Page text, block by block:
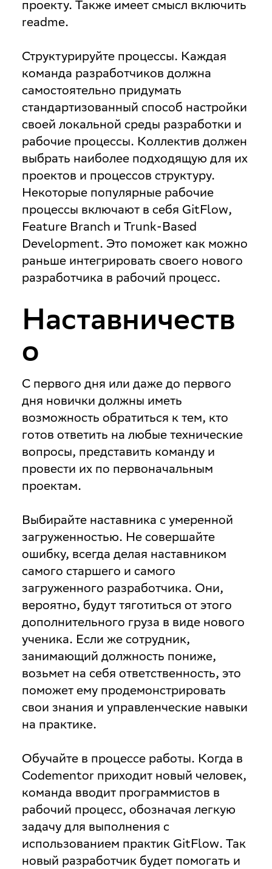
проекту. Также имеет смысл включить
readme.
Структурируйте процессы. Каждая
команда разработчиков должна
самостоятельно придумать
стандартизованный способ настройки
своей локальной среды разработки и
рабочие процессы. Коллектив должен
выбрать наиболее подходящую для их
проектов и процессов структуру.
Некоторые популярные рабочие
процессы включают в себя GitFlow,
Feature Branch и Trunk-Based
Development. Это поможет как можно
раньше интегрировать своего нового
разработчика в рабочий процесс.
Наставничеств
о
С первого дня или даже до первого
дня новички должны иметь
возможность обратиться к тем, кто
готов ответить на любые технические
вопросы, представить команду и
провести их по первоначальным
проектам.
Выбирайте наставника с умеренной
загруженностью. Не совершайте
ошибку, всегда делая наставником
самого старшего и самого
загруженного разработчика. Они,
вероятно, будут тяготиться от этого
дополнительного груза в виде нового
ученика. Если же сотрудник,
занимающий должность пониже,
возьмет на себя ответственность, это
поможет ему продемонстрировать
свои знания и управленческие навыки
на практике.
Обучайте в процессе работы. Когда в
Codementor приходит новый человек,
команда вводит программистов в
рабочий процесс, обозначая легкую
задачу для выполнения с
использованием практик GitFlow. Так
новый разработчик будет помогать и